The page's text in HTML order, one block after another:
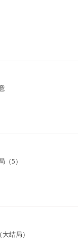
（5）
结局）